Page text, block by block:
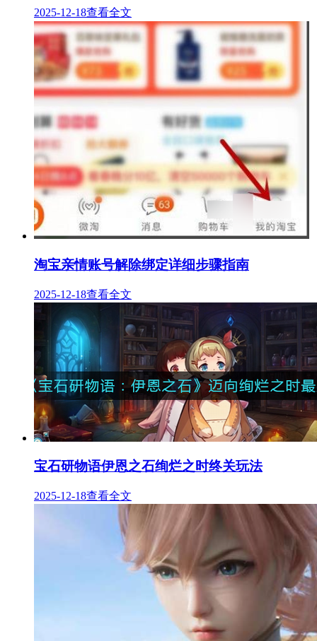
2025-12-18查看全文
淘宝亲情账号解除绑定详细步骤指南
2025-12-18查看全文
宝石研物语伊恩之石绚烂之时终关玩法
2025-12-18查看全文